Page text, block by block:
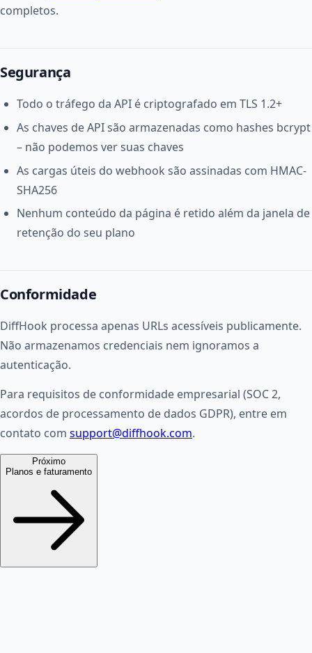
completos.
Segurança
Todo o tráfego da API é criptografado em TLS 1.2+
As chaves de API são armazenadas como hashes bcrypt
– não podemos ver suas chaves
As cargas úteis do webhook são assinadas com HMAC-
SHA256
Nenhum conteúdo da página é retido além da janela de
retenção do seu plano
Conformidade
DiffHook processa apenas URLs acessíveis publicamente.
Não armazenamos credenciais nem ignoramos a
autenticação.
Para requisitos de conformidade empresarial (SOC 2,
acordos de processamento de dados GDPR), entre em
contato com support@diffhook.com.
Próximo
Planos e faturamento